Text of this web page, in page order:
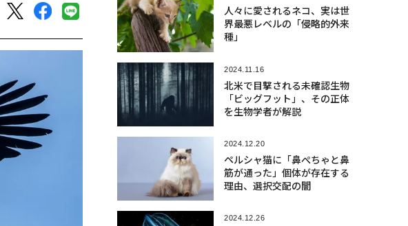
人々に愛されるネコ、実は世
界最悪レベルの「侵略的外来
種」
2024.11.16
北米で目撃される未確認生物
「ビッグフット」、その正体
を生物学者が解説
2024.12.20
ペルシャ猫に「鼻ぺちゃと鼻
筋が通った」個体が存在する
理由、選択交配の闇
2024.12.26